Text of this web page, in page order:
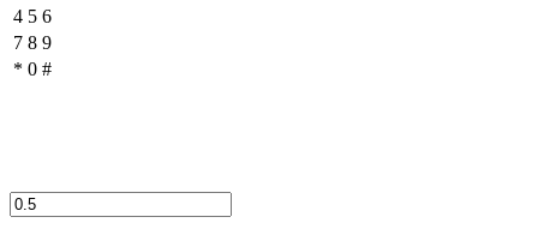
4 5 6
7 8 9
* 0 #